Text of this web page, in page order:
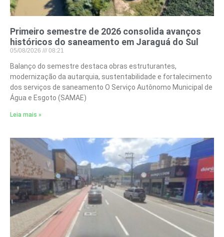
Primeiro semestre de 2026 consolida avanços
históricos do saneamento em Jaraguá do Sul
05/08/2026 08:21
Balanço do semestre destaca obras estruturantes,
modernização da autarquia, sustentabilidade e fortalecimento
dos serviços de saneamento O Serviço Autônomo Municipal de
Água e Esgoto (SAMAE)
Leia mais »